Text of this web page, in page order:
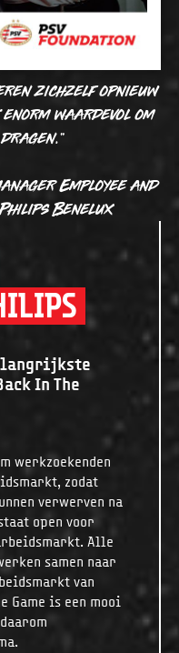
In The
werkzoekenden
zodat
verwerven na
open voor
Alle
samen naar
van
Game is een mooi
zichzelf opnieuw
waardevol om
Employee and
Benelux